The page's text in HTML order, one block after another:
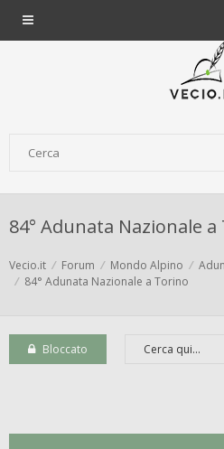
84° Adunata Nazionale
Vecio.it Forum Mondo Alpino
84° Adunata Nazionale a Torino
Bloccato